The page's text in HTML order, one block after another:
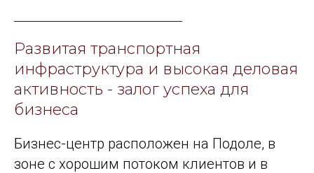
Развитая транспортная
инфраструктура и высокая деловая
активность - залог успеха для
бизнеса
Бизнес-центр расположен на Подоле, в
зоне с хорошим потоком клиентов и в